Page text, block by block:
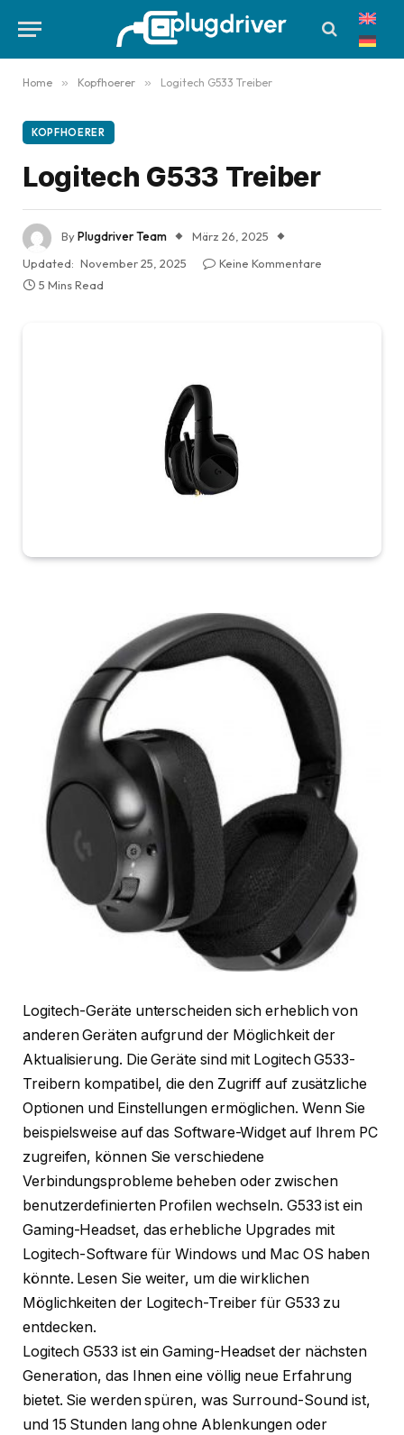
Home » Kopfhoerer » Logitech G533 Treiber
KOPFHOERER
Logitech G533 Treiber
ByPlugdriver Team
März 26, 2025
Updated: November 25, 2025
Keine Kommentare
5 Mins Read
Logitech-Geräte unterscheiden sich erheblich von
anderen Geräten aufgrund der Möglichkeit der
Aktualisierung. Die Geräte sind mit Logitech G533-
Treibern kompatibel, die den Zugriff auf zusätzliche
Optionen und Einstellungen ermöglichen. Wenn Sie
beispielsweise auf das Software-Widget auf Ihrem PC
zugreifen, können Sie verschiedene
Verbindungsprobleme beheben oder zwischen
benutzerdefinierten Profilen wechseln. G533 ist ein
Gaming-Headset, das erhebliche Upgrades mit
Logitech-Software für Windows und Mac OS haben
könnte. Lesen Sie weiter, um die wirklichen
Möglichkeiten der Logitech-Treiber für G533 zu
entdecken.
Logitech G533 ist ein Gaming-Headset der nächsten
Generation, das Ihnen eine völlig neue Erfahrung
bietet. Sie werden spüren, was Surround-Sound ist,
und 15 Stunden lang ohne Ablenkungen oder